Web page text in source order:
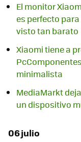
El monitor
es perfecto
visto tan barato
Xiaomi tiene a
minimalista
MediaMarkt
un dispositivo
06 julio